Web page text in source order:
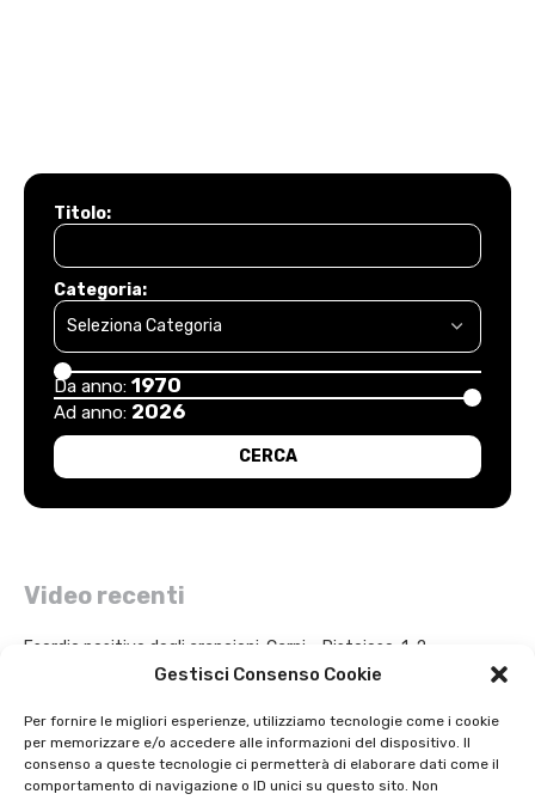
Gestisci Consenso Cookie
Per fornire le migliori esperienze, utilizziamo tecnologie come i cookie
per memorizzare e/o accedere alle informazioni del dispositivo. Il
consenso a queste tecnologie ci permetterà di elaborare dati come il
comportamento di navigazione o ID unici su questo sito. Non
Titolo:
Categoria:
Da anno: 1970
Ad anno: 2026
Video recenti
Esordio positivo degli arancioni: Carpi – Pistoiese: 1-2
Festa dell’ Unità PDS: interviste 1991